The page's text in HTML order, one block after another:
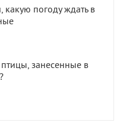
погоду ждать в
занесенные в